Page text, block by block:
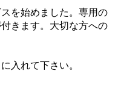
を始めました。専用の
きます。大切な方への
入れて下さい。